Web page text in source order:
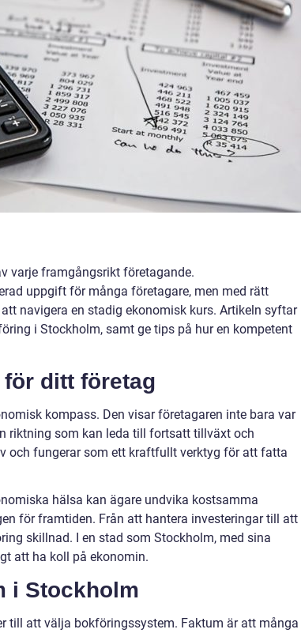
varje framgångsrikt företagande.
uppgift för många företagare, men med rätt
navigera en stadig ekonomisk kurs. Artikeln syftar
i Stockholm, samt ge tips på hur en kompetent
ditt företag
kompass. Den visar företagaren inte bara var
riktning som kan leda till fortsatt tillväxt och
och fungerar som ett kraftfullt verktyg för att fatta
hälsa kan ägare undvika kostsamma
för framtiden. Från att hantera investeringar till att
skillnad. I en stad som Stockholm, med sina
att ha koll på ekonomin.
i Stockholm
till att välja bokföringssystem. Faktum är att många